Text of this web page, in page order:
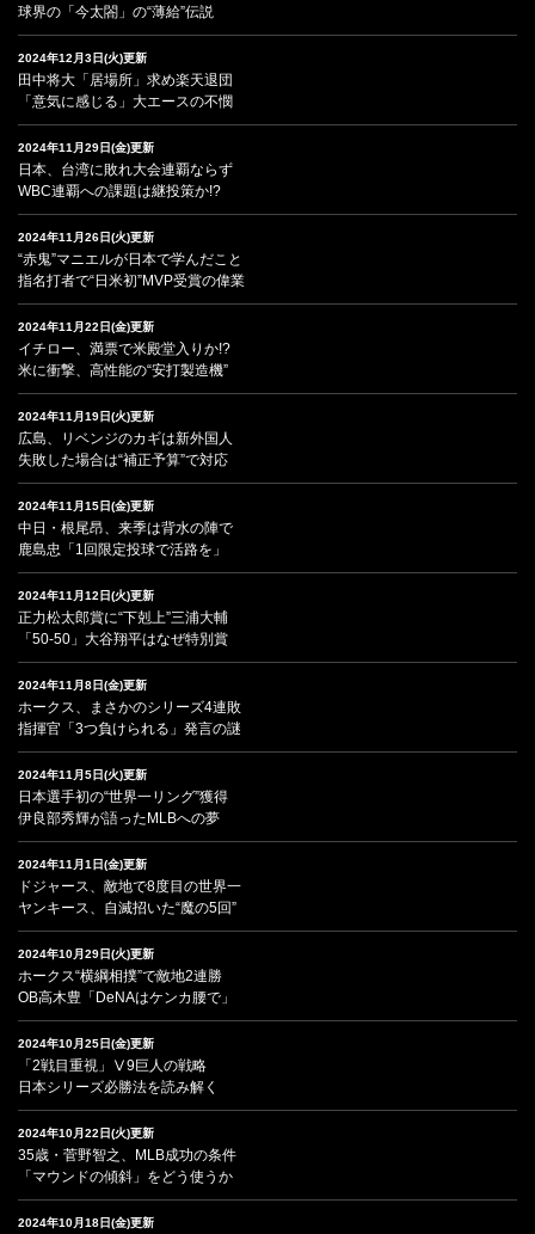
球界の「今太閤」の“薄給”伝説
2024年12月3日(火)更新
田中将大「居場所」求め楽天退団
「意気に感じる」大エースの不憫
2024年11月29日(金)更新
日本、台湾に敗れ大会連覇ならず
WBC連覇への課題は継投策か!?
2024年11月26日(火)更新
“赤鬼”マニエルが日本で学んだこと
指名打者で“日米初”MVP受賞の偉業
2024年11月22日(金)更新
イチロー、満票で米殿堂入りか!?
米に衝撃、高性能の“安打製造機”
2024年11月19日(火)更新
広島、リベンジのカギは新外国人
失敗した場合は“補正予算”で対応
2024年11月15日(金)更新
中日・根尾昂、来季は背水の陣で
鹿島忠「1回限定投球で活路を」
2024年11月12日(火)更新
正力松太郎賞に“下剋上”三浦大輔
「50-50」大谷翔平はなぜ特別賞
2024年11月8日(金)更新
ホークス、まさかのシリーズ4連敗
指揮官「3つ負けられる」発言の謎
2024年11月5日(火)更新
日本選手初の“世界一リング”獲得
伊良部秀輝が語ったMLBへの夢
2024年11月1日(金)更新
ドジャース、敵地で8度目の世界一
ヤンキース、自滅招いた“魔の5回”
2024年10月29日(火)更新
ホークス“横綱相撲”で敵地2連勝
OB高木豊「DeNAはケンカ腰で」
2024年10月25日(金)更新
「2戦目重視」Ⅴ9巨人の戦略
日本シリーズ必勝法を読み解く
2024年10月22日(火)更新
35歳・菅野智之、MLB成功の条件
「マウンドの傾斜」をどう使うか
2024年10月18日(金)更新